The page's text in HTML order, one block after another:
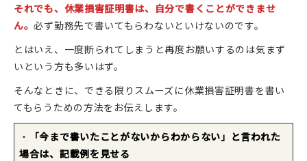
それでも、休業損害証明書は、自分で書くことができませ
ん。必ず勤務先で書いてもらわないといけないのです。
とはいえ、一度断られてしまうと再度お願いするのは気まず
いという方も多いはず。
そんなときに、できる限りスムーズに休業損害証明書を書い
てもらうための方法をお伝えします。
・
「今まで書いたことがないからわからない」と言われた
場合は、記載例を見せる